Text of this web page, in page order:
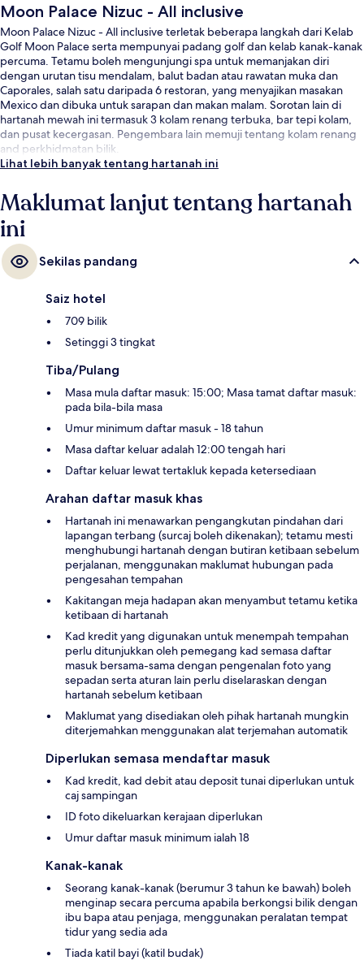
Moon Palace Nizuc - All inclusive
Moon Palace Nizuc - All inclusive terletak beberapa langkah dari Kelab
Golf Moon Palace serta mempunyai padang golf dan kelab kanak-kanak
percuma. Tetamu boleh mengunjungi spa untuk memanjakan diri
dengan urutan tisu mendalam, balut badan atau rawatan muka dan
Caporales, salah satu daripada 6 restoran, yang menyajikan masakan
Mexico dan dibuka untuk sarapan dan makan malam. Sorotan lain di
hartanah mewah ini termasuk 3 kolam renang terbuka, bar tepi kolam,
dan pusat kecergasan. Pengembara lain memuji tentang kolam renang
and perkhidmatan bilik.
Lihat lebih banyak tentang hartanah ini
Maklumat lanjut tentang hartanah
ini
Sekilas pandang
Saiz hotel
709 bilik
Setinggi 3 tingkat
Tiba/Pulang
Masa mula daftar masuk: 15:00; Masa tamat daftar masuk:
pada bila-bila masa
Umur minimum daftar masuk - 18 tahun
Masa daftar keluar adalah 12:00 tengah hari
Daftar keluar lewat tertakluk kepada ketersediaan
Arahan daftar masuk khas
Hartanah ini menawarkan pengangkutan pindahan dari
lapangan terbang (surcaj boleh dikenakan); tetamu mesti
menghubungi hartanah dengan butiran ketibaan sebelum
perjalanan, menggunakan maklumat hubungan pada
pengesahan tempahan
Kakitangan meja hadapan akan menyambut tetamu ketika
ketibaan di hartanah
Kad kredit yang digunakan untuk menempah tempahan
perlu ditunjukkan oleh pemegang kad semasa daftar
masuk bersama-sama dengan pengenalan foto yang
sepadan serta aturan lain perlu diselaraskan dengan
hartanah sebelum ketibaan
Maklumat yang disediakan oleh pihak hartanah mungkin
diterjemahkan menggunakan alat terjemahan automatik
Diperlukan semasa mendaftar masuk
Kad kredit, kad debit atau deposit tunai diperlukan untuk
caj sampingan
ID foto dikeluarkan kerajaan diperlukan
Umur daftar masuk minimum ialah 18
Kanak-kanak
Seorang kanak-kanak (berumur 3 tahun ke bawah) boleh
menginap secara percuma apabila berkongsi bilik dengan
ibu bapa atau penjaga, menggunakan peralatan tempat
tidur yang sedia ada
Tiada katil bayi (katil budak)